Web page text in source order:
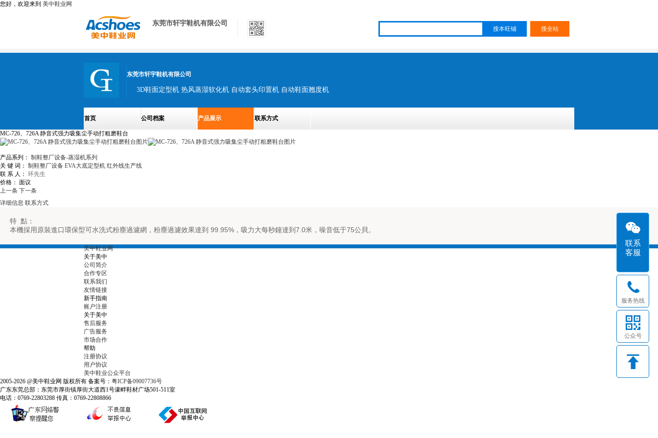
您好，欢迎来到 美中鞋业网
东莞市轩宇鞋机有限公司
东莞市轩宇鞋机有限公司
3D鞋面定型机 热风蒸湿软化机 自动套头印置机 自动鞋面翘度机
首页 公司档案 产品展示 联系方式
MC-726、726A 静音式强力吸集尘手动打粗磨鞋台
产品系列： 制鞋整厂设备-蒸湿机系列
关 键 词： 制鞋整厂设备 EVA大底定型机 红外线生产线
联 系 人： 环先生
价格： 面议
上一条 下一条
详细信息 联系方式
特 點：
本機採用原裝進口環保型可水洗式粉塵過濾網，粉塵過濾效果達到 99.95%，吸力大每秒鐘達到7.0米，噪音低于75公貝。
美中鞋业网
关于美中
公司简介
合作专区
联系我们
友情链接
新手指南
账户注册
关于美中
售后服务
广告服务
市场合作
帮助
注册协议
用户协议
美中鞋业公众平台
2005-2026 @美中鞋业网 版权所有 备案号： 粤ICP备09007736号
广东东莞总部：东莞市厚街镇厚街大道西1号濠畔鞋材广场501-511室
电话：0769-22803288 传真：0769-22808866
联系
客服
服务热线
公众号